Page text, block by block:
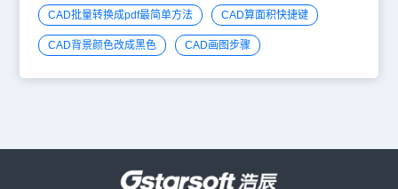
CAD批量转换成pdf最简单方法 CAD算面积快捷键
CAD背景颜色改成黑色 CAD画图步骤